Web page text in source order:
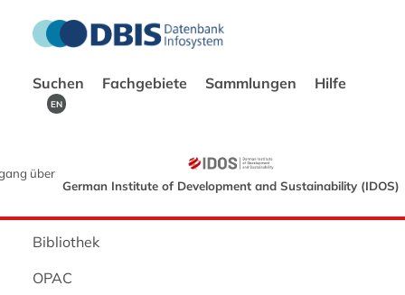
Suchen Fachgebiete Sammlungen Hilfe
EN
über
German Institute of Development and Sustainability (IDOS)
Bibliothek
OPAC